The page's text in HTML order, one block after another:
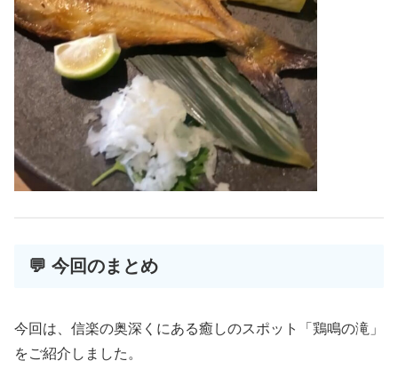
💬 今回のまとめ
今回は、信楽の奥深くにある癒しのスポット「鶏鳴の滝」
をご紹介しました。